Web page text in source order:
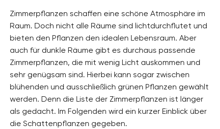
Zimmerpflanzen schaffen eine schöne Atmosphäre im
Raum. Doch nicht alle Räume sind lichtdurchflutet und
bieten den Pflanzen den idealen Lebensraum. Aber
auch für dunkle Räume gibt es durchaus passende
Zimmerpflanzen, die mit wenig Licht auskommen und
sehr genügsam sind. Hierbei kann sogar zwischen
blühenden und ausschließlich grünen Pflanzen gewählt
werden. Denn die Liste der Zimmerpflanzen ist länger
als gedacht. Im Folgenden wird ein kurzer Einblick über
die Schattenpflanzen gegeben.